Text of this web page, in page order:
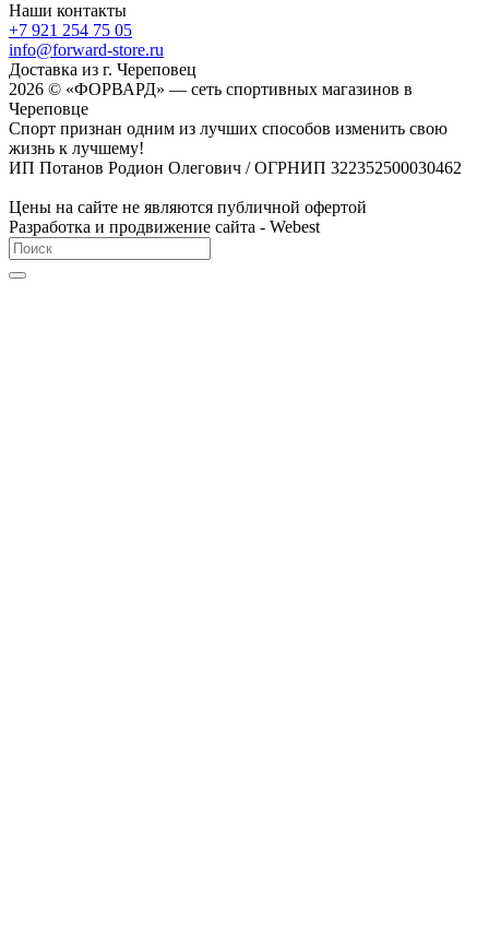
Наши контакты
+7 921 254 75 05
info@forward-store.ru
Доставка из г. Череповец
2026 © «ФОРВАРД» — сеть спортивных магазинов в
Череповце
Спорт признан одним из лучших способов изменить свою
жизнь к лучшему!
ИП Потанов Родион Олегович / ОГРНИП 322352500030462
Цены на сайте не являются публичной офертой
Разработка и продвижение сайта - Webest